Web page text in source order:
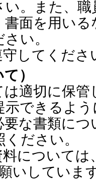
。また、職
面を用い
い。
してくださ
）
適切に保管
示できるよ
な書類につ
ださい。
については
いしていま